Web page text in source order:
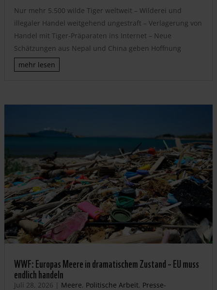
Nur mehr 5.500 wilde Tiger weltweit – Wilderei und
illegaler Handel weitgehend ungestraft – Verlagerung von
Handel mit Tiger-Präparaten ins Internet – Neue
Schätzungen aus Nepal und China geben Hoffnung
mehr lesen
WWF: Europas Meere in dramatischem Zustand – EU muss
endlich handeln
Juli 28, 2026 | Meere, Politische Arbeit, Presse-